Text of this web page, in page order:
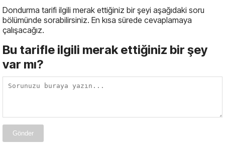
Dondurma tarifi ilgili merak ettiğiniz bir şeyi aşağıdaki soru
bölümünde sorabilirsiniz. En kısa sürede cevaplamaya
çalışacağız.
Bu tarifle ilgili merak ettiğiniz bir şey
var mı?
Gönder